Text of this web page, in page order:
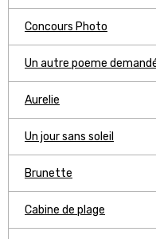
Concours Photo
Un autre poeme
Aurelie
Un jour sans soleil
Brunette
Cabine de plage